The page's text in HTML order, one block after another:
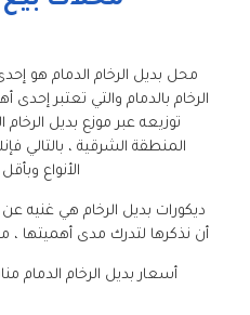
محل بديل الرخام الدمام هو
الرخام بالدمام والتي تعتبر إحدى
توزيعه عبر موزع بديل
المنطقة الشرقية ،
الأنواع
ديكورات بديل الرخام هي غنيه عن
أن نذكرها لتدرك مدى أهميتها ،
أسعار بديل الرخام الدمام